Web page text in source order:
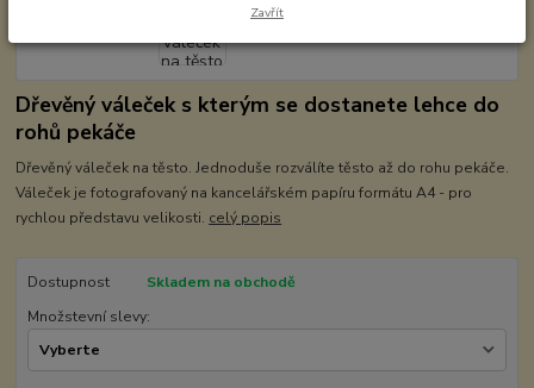
Dřevěný váleček s kterým se dostanete lehce do
rohů pekáče
Dřevěný váleček na těsto. Jednoduše rozválíte těsto až do rohu pekáče.
Váleček je fotografovaný na kancelářském papíru formátu A4 - pro
rychlou představu velikosti. celý popis
Dostupnost
Skladem na obchodě
Množstevní slevy:
Zavřít